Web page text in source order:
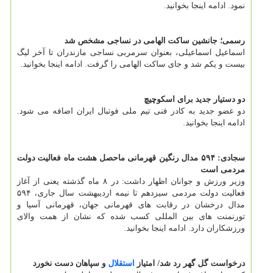
نمود. ادامه اینجا بخوانید.
رسمی؛ جانشین ساکت الهامی در نساجی مشخص شد
اسماعیل اسماعیلی، بعنوان سرمربی نساجی مازندران تا آخر لیگ
بیست و یکم شد و جای ساکت الهامی را گرفت. ادامه اینجا بخوانید.
دو دستیار جدید برای اسکوچیچ
دو عضو جدید به کادر فنی تیم ملی فوتبال ایران اضافه می شود.
ادامه اینجا بخوانید.
سجادی: ۵۹۴ مدال رنگین قهرمانی ماحصل هشت ماه فعالیت دولت
مردمی است
وزیر ورزش و جوانان اظهار داشت: در ۸ ماه گذشته یعنی از آغاز
فعالیت دولت مردمی سیزدهم تا نیمه اردیبهشت سال جاری، ۵۹۴
مدال درخشان در رقابت های قهرمانی جهان، قهرمانی آسیا و
تورنمنت های بین المللی کسب شده که نشان از همت والای
ورزشکاران دارد. ادامه اینجا بخوانید.
درخواست گل گهر رد شد/ امتیاز استقلال و سپاهان دست نخورد